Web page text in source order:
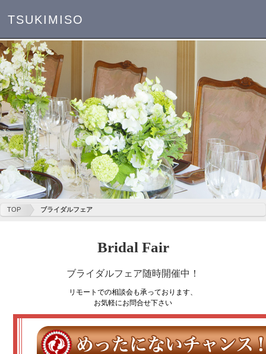
TSUKIMISO
TOP ブライダルフェア
Bridal Fair
ブライダルフェア随時開催中！
リモートでの相談会も承っております、
お気軽にお問合せ下さい